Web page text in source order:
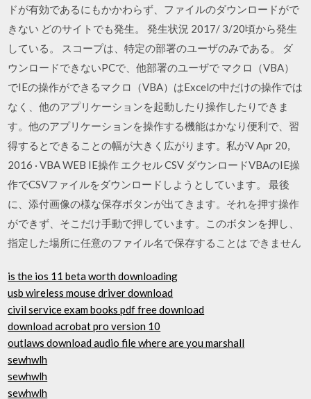
ドが有効であるにもかかわらず、ファイルのダウンロードがで
きない どのサイトでも発生。 発生状況 2017/ 3/20頃から発生
している。 スコープは、特定の部署のユーザのみである。 ダ
ウンロードできないPCで、他部署のユーザで マクロ（VBA）
でIEの操作ができるマクロ（VBA）はExcelの中だけの操作では
なく、他のアプリケーションを起動したり操作したりできま
す。他のアプリケーションを操作する機能はかなり便利で、習
得するとできることの幅が大きく広がります。私がV Apr 20,
2016 · VBA WEB IE操作 エクセル CSV ダウンロードVBAのIE操
作でCSVファイルをダウンロードしようとしています。 最後
に、添付画像の様な保存ボタンが出てきます。それを押す操作
ができず、そこだけ手動で押しています。このボタンを押し、
指定した場所に任意のファイル名で保存することは できません
is the ios 11 beta worth downloading
usb wireless mouse driver download
civil service exam books pdf free download
download acrobat pro version 10
outlaws download audio file where are you marshall
sewhwlh
sewhwlh
sewhwlh